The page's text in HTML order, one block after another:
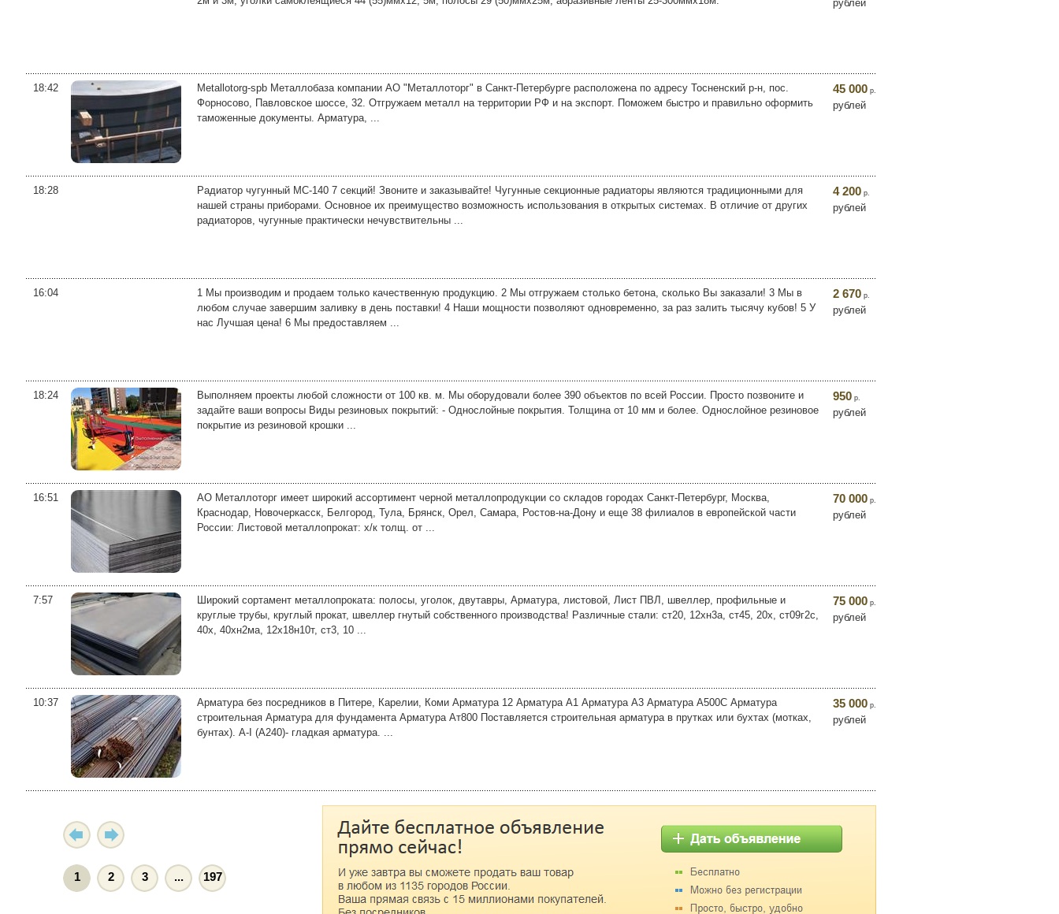
рублей
18:42
Metallotorg-spb Металлобаза компании АО "Металлоторг" в Санкт-Петербурге расположена по адресу Тосненский р-н, пос.
Форносово, Павловское шоссе, 32. Отгружаем металл на территории РФ и на экспорт. Поможем быстро и правильно оформить
таможенные документы. Арматура, ...
45 000 р.
рублей
18:28
Радиатор чугунный МС-140 7 секций! Звоните и заказывайте! Чугунные секционные радиаторы являются традиционными для
нашей страны приборами. Основное их преимущество возможность использования в открытых системах. В отличие от других
радиаторов, чугунные практически нечувствительны ...
4 200 р.
рублей
16:04
1 Мы производим и продаем только качественную продукцию. 2 Мы отгружаем столько бетона, сколько Вы заказали! 3 Мы в
любом случае завершим заливку в день поставки! 4 Наши мощности позволяют одновременно, за раз залить тысячу кубов! 5 У
нас Лучшая цена! 6 Мы предоставляем ...
2 670 р.
рублей
18:24
Выполняем проекты любой сложности от 100 кв. м. Мы оборудовали более 390 объектов по всей России. Просто позвоните и
задайте ваши вопросы Виды резиновых покрытий: - Однослойные покрытия. Толщина от 10 мм и более. Однослойное резиновое
покрытие из резиновой крошки ...
950 р.
рублей
16:51
АО Металлоторг имеет широкий ассортимент черной металлопродукции со складов городах Санкт-Петербург, Москва,
Краснодар, Новочеркасск, Белгород, Тула, Брянск, Орел, Самара, Ростов-на-Дону и еще 38 филиалов в европейской части
России: Листовой металлопрокат: х/к толщ. от ...
70 000 р.
рублей
7:57
Широкий сортамент металлопроката: полосы, уголок, двутавры, Арматура, листовой, Лист ПВЛ, швеллер, профильные и
круглые трубы, круглый прокат, швеллер гнутый собственного производства! Различные стали: ст20, 12хн3а, ст45, 20х, ст09г2с,
40х, 40хн2ма, 12х18н10т, ст3, 10 ...
75 000 р.
рублей
10:37
Арматура без посредников в Питере, Карелии, Коми Арматура 12 Арматура А1 Арматура А3 Арматура А500С Арматура
строительная Арматура для фундамента Арматура Ат800 Поставляется строительная арматура в прутках или бухтах (мотках,
бунтах). А-I (A240)- гладкая арматура. ...
35 000 р.
рублей
1 2 3 ... 197